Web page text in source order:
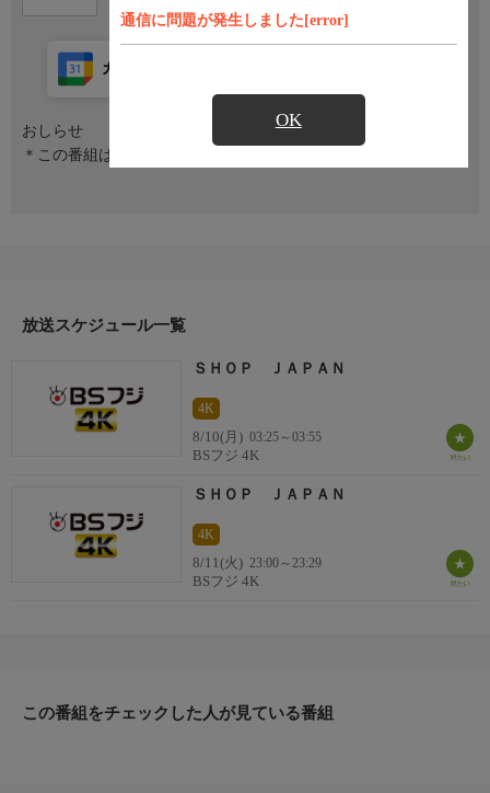
通信に問題が発生しました[error]
OK
カレンダー登録
おしらせ
＊この番組はＨＤ放送からのアップコンバートです。
放送スケジュール一覧
ＳＨＯＰ ＪＡＰＡＮ
4K
8/10(月) 03:25～03:55
BSフジ 4K
ＳＨＯＰ ＪＡＰＡＮ
4K
8/11(火) 23:00～23:29
BSフジ 4K
この番組をチェックした人が見ている番組